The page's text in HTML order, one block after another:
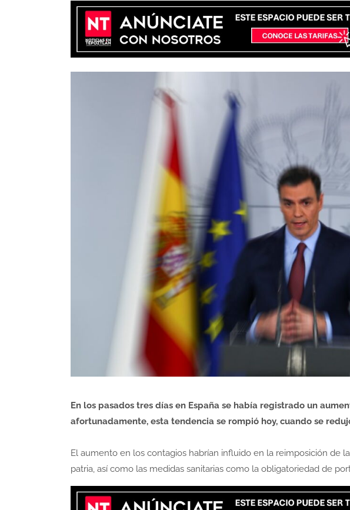
En los pasados tres días en España se había registrado un
afortunadamente, esta tendencia se rompió hoy, cuando se
El aumento en los contagios habrían influido en la reimposición de
patria, así como las medidas sanitarias como la obligatoriedad de